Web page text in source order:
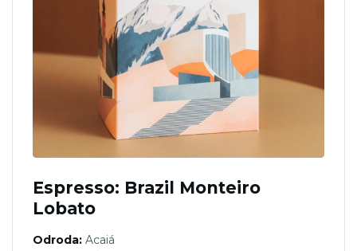
Espresso: Brazil Monteiro
Lobato
Odroda: Acaiá